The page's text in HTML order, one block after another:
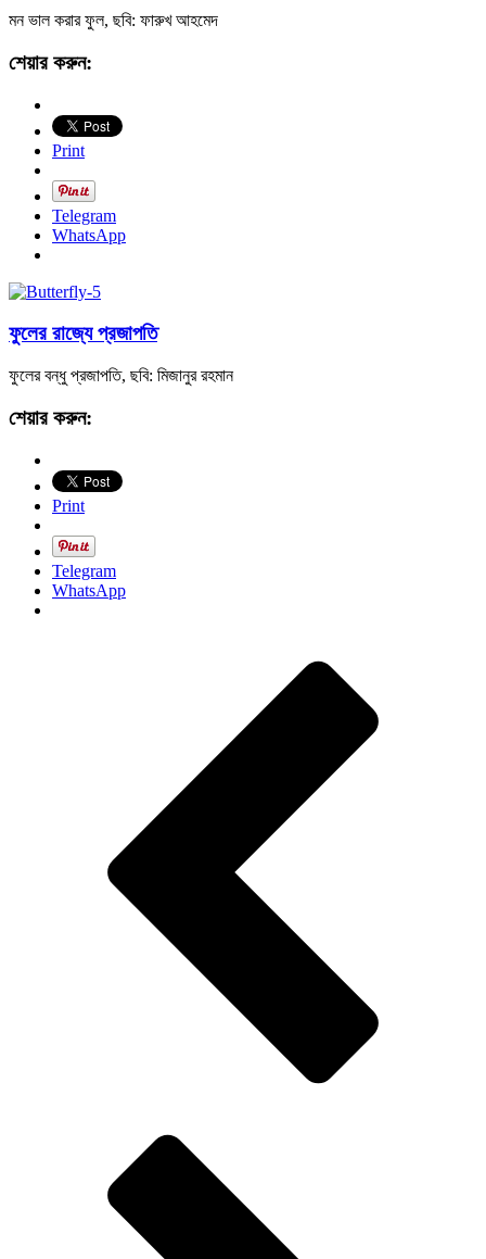
মন ভাল করার ফুল, ছবি: ফারুখ আহমেদ
শেয়ার করুন:
Print
Telegram
WhatsApp
ফুলের রাজ্যে প্রজাপতি
ফুলের বন্ধু প্রজাপতি, ছবি: মিজানুর রহমান
শেয়ার করুন:
Print
Telegram
WhatsApp